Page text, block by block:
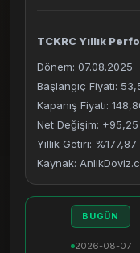
TCKRC Yıllık
Dönem: 07.08.2025
Başlangıç Fiyatı:
Kapanış Fiyatı:
Net Değişim: +95,25
Yıllık Getiri: %177,87
Kaynak:
BUGÜN
2026-08-07